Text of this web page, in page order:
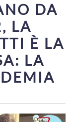
DA
LA
È LA
LA